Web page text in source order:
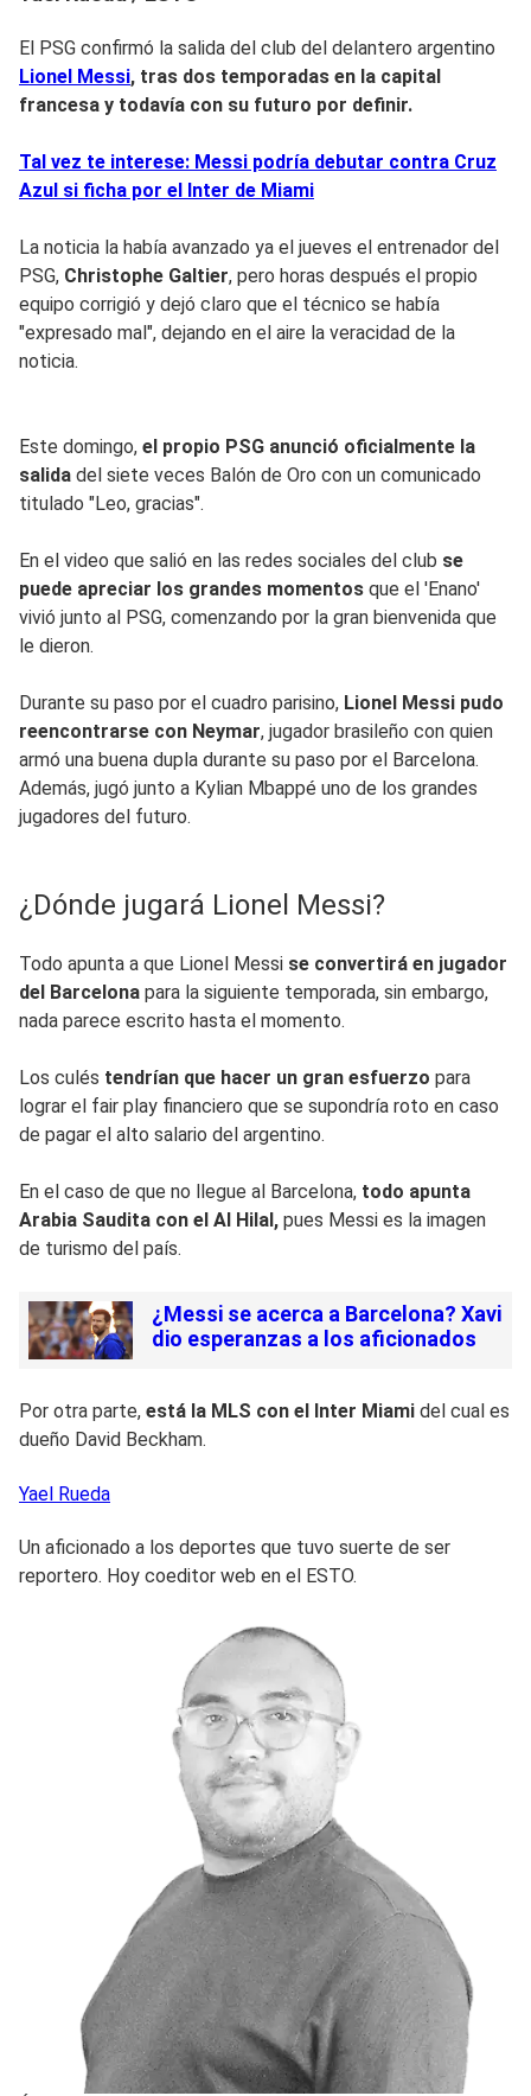
El PSG confirmó la salida del club del delantero argentino
Lionel Messi, tras dos temporadas en la capital
francesa y todavía con su futuro por definir.
Tal vez te interese: Messi podría debutar contra Cruz
Azul si ficha por el Inter de Miami
La noticia la había avanzado ya el jueves el entrenador del
PSG, Christophe Galtier, pero horas después el propio
equipo corrigió y dejó claro que el técnico se había
"expresado mal", dejando en el aire la veracidad de la
noticia.
Este domingo, el propio PSG anunció oficialmente la
salida del siete veces Balón de Oro con un comunicado
titulado "Leo, gracias".
En el video que salió en las redes sociales del club se
puede apreciar los grandes momentos que el 'Enano'
vivió junto al PSG, comenzando por la gran bienvenida que
le dieron.
Durante su paso por el cuadro parisino, Lionel Messi pudo
reencontrarse con Neymar, jugador brasileño con quien
armó una buena dupla durante su paso por el Barcelona.
Además, jugó junto a Kylian Mbappé uno de los grandes
jugadores del futuro.
¿Dónde jugará Lionel Messi?
Todo apunta a que Lionel Messi se convertirá en jugador
del Barcelona para la siguiente temporada, sin embargo,
nada parece escrito hasta el momento.
Los culés tendrían que hacer un gran esfuerzo para
lograr el fair play financiero que se supondría roto en caso
de pagar el alto salario del argentino.
En el caso de que no llegue al Barcelona, todo apunta
Arabia Saudita con el Al Hilal, pues Messi es la imagen
de turismo del país.
¿Messi se acerca a Barcelona? Xavi
dio esperanzas a los aficionados
Por otra parte, está la MLS con el Inter Miami del cual es
dueño David Beckham.
Yael Rueda
Un aficionado a los deportes que tuvo suerte de ser
reportero. Hoy coeditor web en el ESTO.